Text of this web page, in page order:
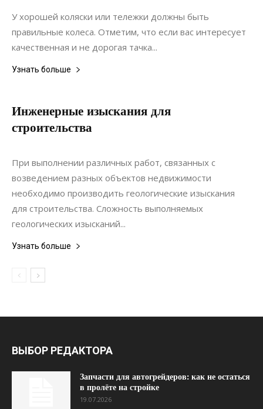
У хорошей коляски или тележки должны быть
правильные колеса. Отметим, что если вас интересует
качественная и не дорогая тачка...
Узнать больше
Инженерные изыскания для
строительства
10.09.2021
При выполнении различных работ, связанных с
возведением разных объектов недвижимости
необходимо производить геологические изыскания
для строительства. Сложность выполняемых
геологических изысканий...
Узнать больше
ВЫБОР РЕДАКТОРА
Запчасти для автогрейдеров: как не остаться
в пролёте на стройке
19.07.2026